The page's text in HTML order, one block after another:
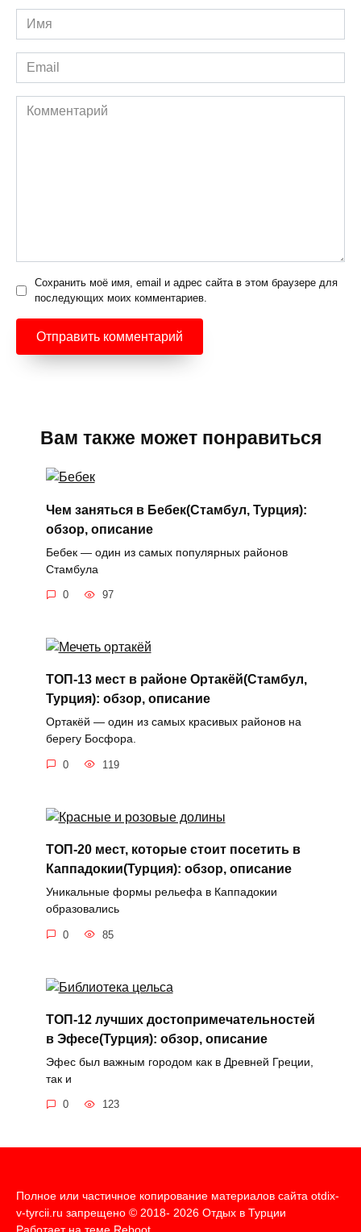
Имя
*
Email
*
Комментарий
Сохранить моё имя, email и адрес сайта в этом браузере для
последующих моих комментариев.
Вам также может понравиться
Чем заняться в Бебек(Стамбул, Турция):
обзор, описание
Бебек — один из самых популярных районов
Стамбула
0 97
ТОП-13 мест в районе Ортакёй(Стамбул,
Турция): обзор, описание
Ортакёй — один из самых красивых районов на
берегу Босфора.
0 119
ТОП-20 мест, которые стоит посетить в
Каппадокии(Турция): обзор, описание
Уникальные формы рельефа в Каппадокии
образовались
0 85
ТОП-12 лучших достопримечательностей
в Эфесе(Турция): обзор, описание
Эфес был важным городом как в Древней Греции,
так и
0 123
Полное или частичное копирование материалов сайта otdix-
v-tyrcii.ru запрещено © 2018- 2026 Отдых в Турции